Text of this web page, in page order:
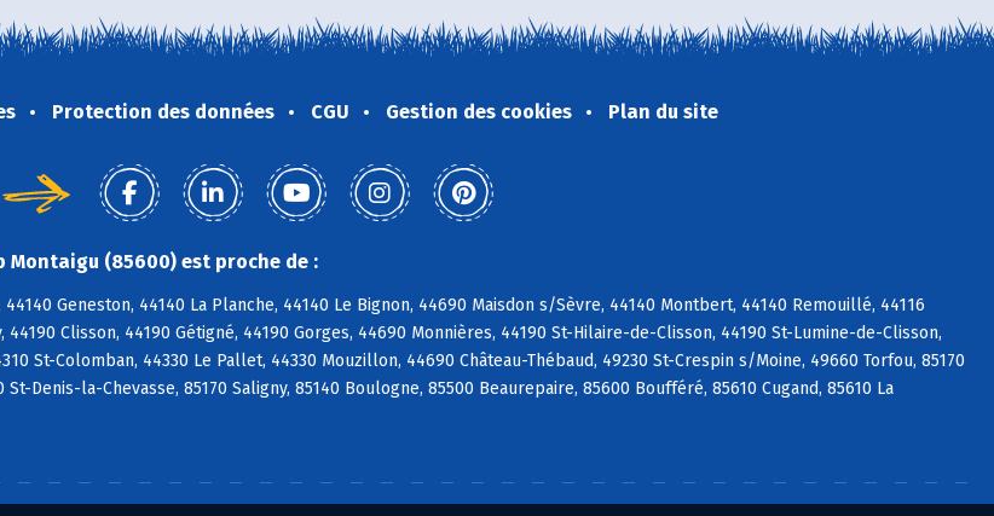
Protection des données CGU Gestion des cookies Plan du site
Montaigu (85600) est proche de :
Geneston, 44140 La Planche, 44140 Le Bignon, 44690 Maisdon s/Sèvre, 44140 Montbert, 44140 Remouillé, 44116
44190 Clisson, 44190 Gétigné, 44190 Gorges, 44690 Monnières, 44190 St-Hilaire-de-Clisson, 44190 St-Lumine-de-Clisson,
St-Colomban, 44330 Le Pallet, 44330 Mouzillon, 44690 Château-Thébaud, 49230 St-Crespin s/Moine, 49660 Torfou, 85170
Denis-la-Chevasse, 85170 Saligny, 85140 Boulogne, 85500 Beaurepaire, 85600 Boufféré, 85610 Cugand, 85610 La